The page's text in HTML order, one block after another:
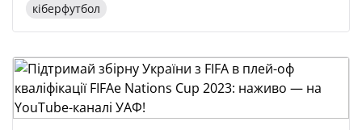
кіберфутбол